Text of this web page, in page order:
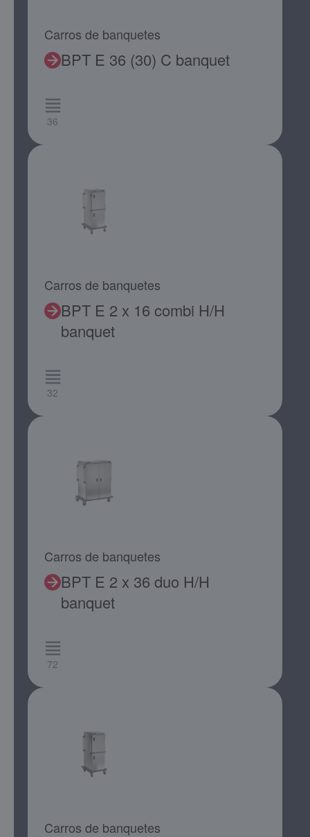
Carros de banquetes
BPT E 36 (30) C banquet
36
Carros de banquetes
BPT E 2 x 16 combi H/H
banquet
32
Carros de banquetes
BPT E 2 x 36 duo H/H
banquet
72
Carros de banquetes